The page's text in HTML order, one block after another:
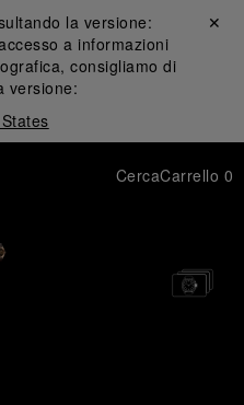
la versione:
a informazioni
consigliamo di
versione:
Chiudi ✕
CercaCarrello 0